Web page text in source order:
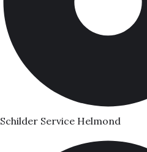
Schilder Service Helmond